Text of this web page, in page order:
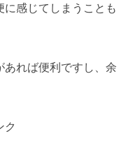
感じてしまうことも
れば便利ですし、余
ク